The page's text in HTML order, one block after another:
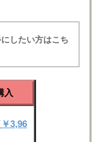
したい方はこち
入
3,96